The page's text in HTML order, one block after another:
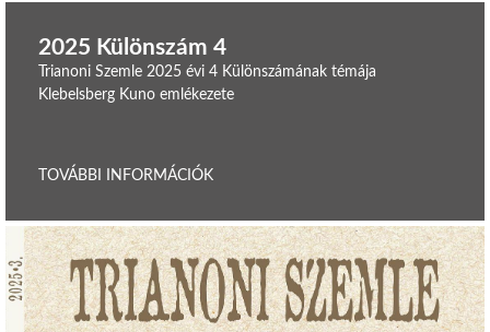
2025 Különszám 4
Trianoni Szemle 2025 évi 4 Különszámának témája
Klebelsberg Kuno emlékezete
TOVÁBBI INFORMÁCIÓK